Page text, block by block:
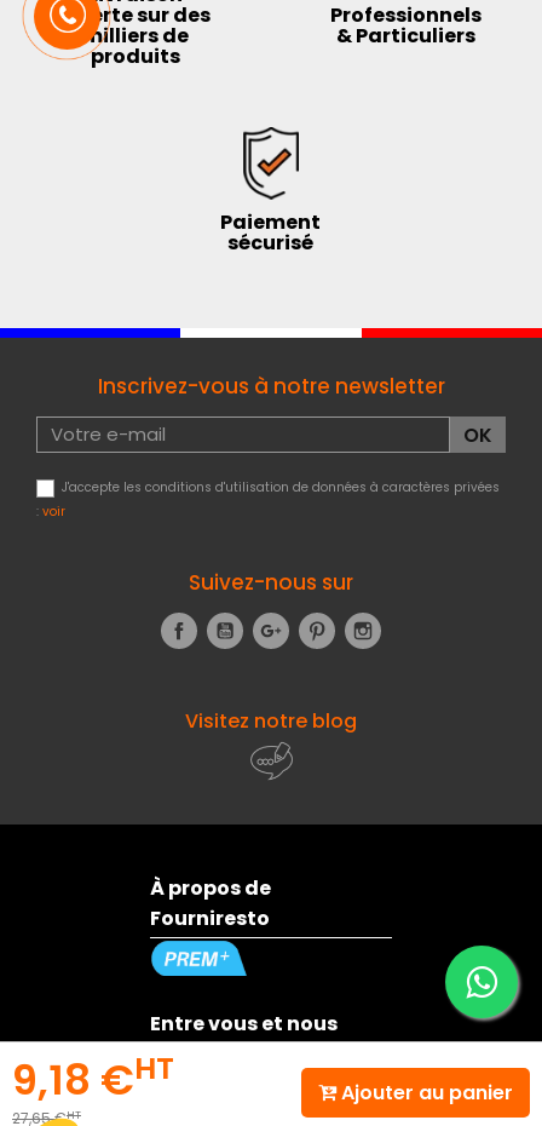
9,18 €HT
27,65 €HT
Ajouter au panier
offerte sur des
milliers de
produits
Professionnels
& Particuliers
Paiement
sécurisé
Inscrivez-vous à notre newsletter
J'accepte les conditions d'utilisation de données à caractères privées
: voir
Suivez-nous sur
FacebookYouTubeGoogle+Pinterest
Visitez notre blog
À propos de
Fourniresto
Entre vous et nous